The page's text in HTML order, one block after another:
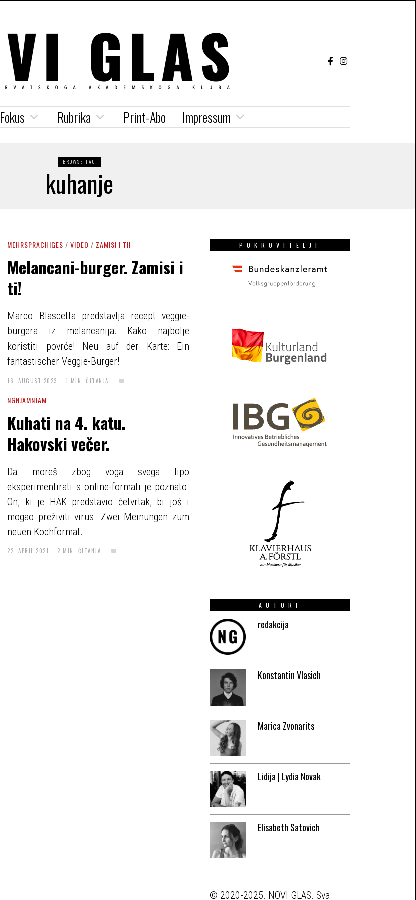
Fokus Rubrika Print-Abo Impressum
BROWSE TAG
kuhanje
MEHRSPRACHIGES / VIDEO / ZAMISI I TI!
Melancani-burger. Zamisi i
ti!
Marco Blascetta predstavlja recept veggie-
burgera iz melancanija. Kako najbolje
koristiti povrće! Neu auf der Karte: Ein
fantastischer Veggie-Burger!
16. AUGUST 2023 1 MIN. ČITANJA
NGNJAMNJAM
Kuhati na 4. katu.
Hakovski večer.
Da moreš zbog voga svega lipo
eksperimentirati s online-formati je poznato.
On, ki je HAK predstavio četvrtak, bi još i
mogao preživiti virus. Zwei Meinungen zum
neuen Kochformat.
22. APRIL 2021 2 MIN. ČITANJA
POKROVITELJI
AUTORI
redakcija
Konstantin Vlasich
Marica Zvonarits
Lidija | Lydia Novak
Elisabeth Satovich
© 2020-2025. NOVI GLAS. Sva